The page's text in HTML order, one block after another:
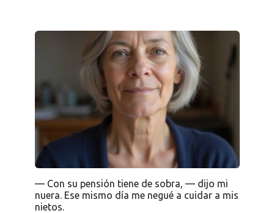
— Con su pensión tiene de sobra, — dijo mi
nuera. Ese mismo día me negué a cuidar a mis
nietos.